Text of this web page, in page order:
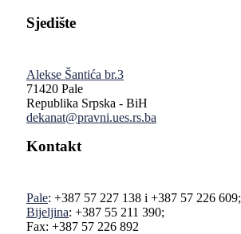
Sjedište
Alekse Šantića br.3
71420 Pale
Republika Srpska - BiH
dekanat@pravni.ues.rs.ba
Kontakt
Pale: +387 57 227 138 i +387 57 226 609;
Bijeljina: +387 55 211 390;
Fax: +387 57 226 892